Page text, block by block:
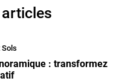
: transformez